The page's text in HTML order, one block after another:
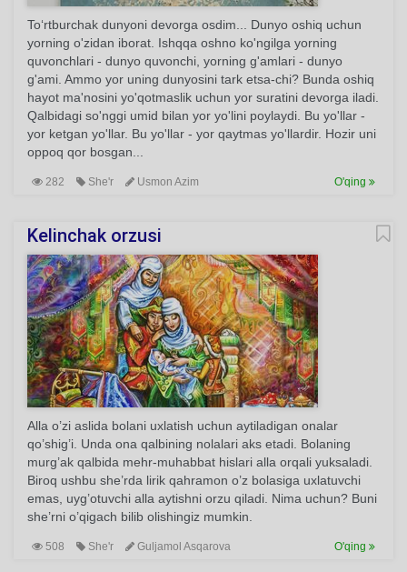
To‘rtburchak dunyoni devorga osdim... Dunyo oshiq uchun
yorning o'zidan iborat. Ishqqa oshno ko'ngilga yorning
quvonchlari - dunyo quvonchi, yorning g'amlari - dunyo
g'ami. Ammo yor uning dunyosini tark etsa-chi? Bunda oshiq
hayot ma'nosini yo'qotmaslik uchun yor suratini devorga iladi.
Qalbidagi so'nggi umid bilan yor yo'lini poylaydi. Bu yo'llar -
yor ketgan yo'llar. Bu yo'llar - yor qaytmas yo'llardir. Hozir uni
oppoq qor bosgan...
282 She'r Usmon Azim O'qing
Kelinchak orzusi
Alla o’zi aslida bolani uxlatish uchun aytiladigan onalar
qo’shig’i. Unda ona qalbining nolalari aks etadi. Bolaning
murg’ak qalbida mehr-muhabbat hislari alla orqali yuksaladi.
Biroq ushbu she’rda lirik qahramon o’z bolasiga uxlatuvchi
emas, uyg’otuvchi alla aytishni orzu qiladi. Nima uchun? Buni
she’rni o’qigach bilib olishingiz mumkin.
508 She'r Guljamol Asqarova O'qing